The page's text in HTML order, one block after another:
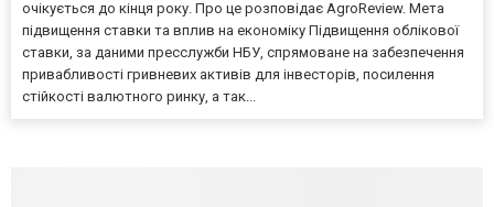
очікується до кінця року. Про це розповідає AgroReview. Мета
підвищення ставки та вплив на економіку Підвищення облікової
ставки, за даними пресслужби НБУ, спрямоване на забезпечення
привабливості гривневих активів для інвесторів, посилення
стійкості валютного ринку, а так...